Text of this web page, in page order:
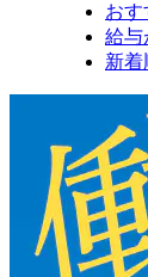
おす
給与
新着